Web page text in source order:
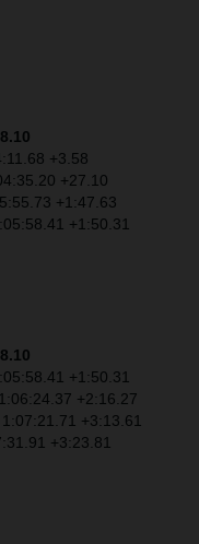
+3.58
+27.10
+1:47.63
+1:50.31
+1:50.31
+2:16.27
+3:13.61
+3:23.81